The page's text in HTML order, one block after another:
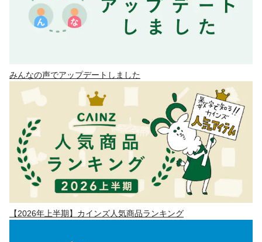
みんなの声でアップデートしました
【2026年上半期】カインズ人気商品ランキング